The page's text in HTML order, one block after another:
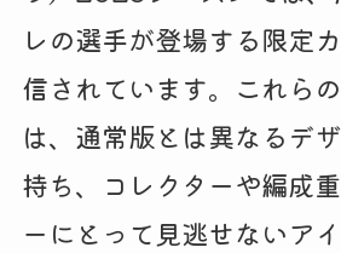
レの選手が登場する限定
信されています。これら
は、通常版とは異なるデ
持ち、コレクターや編成
ーにとって見逃せないアイ